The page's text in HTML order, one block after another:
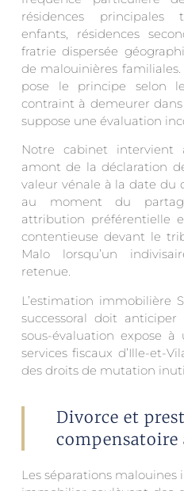
résidences principales
enfants, résidences
fratrie dispersée
de malouinières familiales.
pose le principe selon
contraint à demeurer dans
suppose une évaluation
Notre cabinet
amont de la déclaration
valeur vénale à la date du
au moment du
attribution préférentielle
contentieuse devant le
Malo lorsqu’un
retenue.
L’estimation immobilière
successoral doit
sous-évaluation expose
services fiscaux d’Ille-et-
des droits de mutation
Divorce et
compensatoire
Les séparations